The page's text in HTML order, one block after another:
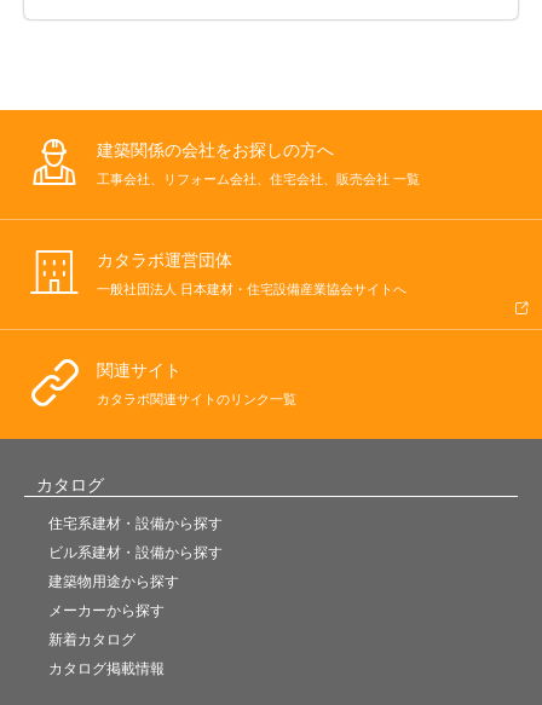
建築関係の会社をお探しの方へ
工事会社、リフォーム会社、住宅会社、販売会社 一覧
カタラボ運営団体
一般社団法人 日本建材・住宅設備産業協会サイトへ
関連サイト
カタラボ関連サイトのリンク一覧
カタログ
住宅系建材・設備から探す
ビル系建材・設備から探す
建築物用途から探す
メーカーから探す
新着カタログ
カタログ掲載情報